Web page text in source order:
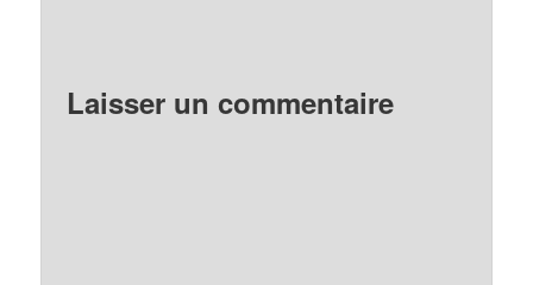
Laisser un commentaire